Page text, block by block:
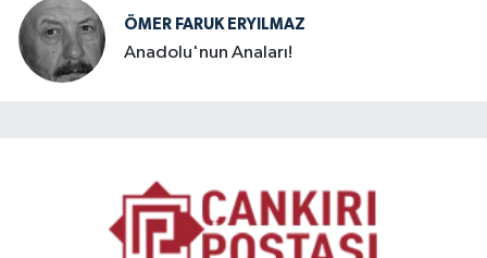
ÖMER FARUK ERYILMAZ
Anadolu'nun Anaları!